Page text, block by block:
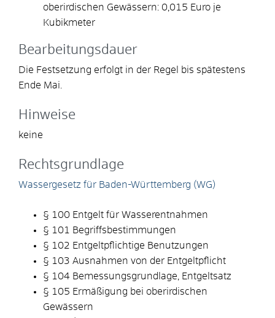
oberirdischen Gewässern: 0,015 Euro je
Kubikmeter
Bearbeitungsdauer
Die Festsetzung erfolgt in der Regel bis spätestens
Ende Mai.
Hinweise
keine
Rechtsgrundlage
Wassergesetz für Baden-Württemberg (WG)
§ 100 Entgelt für Wasserentnahmen
§ 101 Begriffsbestimmungen
§ 102 Entgeltpflichtige Benutzungen
§ 103 Ausnahmen von der Entgeltpflicht
§ 104 Bemessungsgrundlage, Entgeltsatz
§ 105 Ermäßigung bei oberirdischen
Gewässern